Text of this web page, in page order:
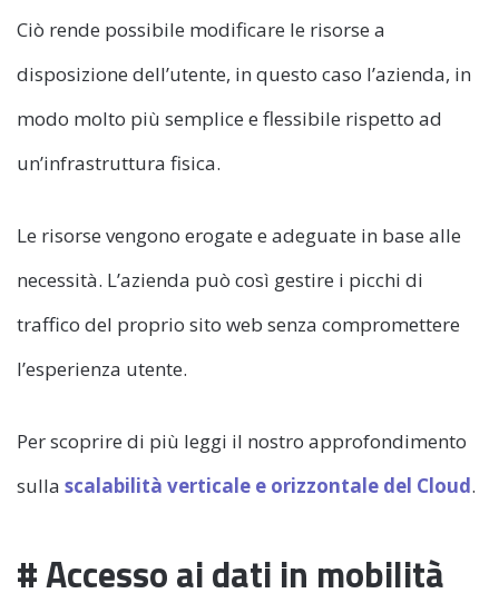
Ciò rende possibile modificare le risorse a
disposizione dell’utente, in questo caso l’azienda, in
modo molto più semplice e flessibile rispetto ad
un’infrastruttura fisica.
Le risorse vengono erogate e adeguate in base alle
necessità. L’azienda può così gestire i picchi di
traffico del proprio sito web senza compromettere
l’esperienza utente.
Per scoprire di più leggi il nostro approfondimento
sulla scalabilità verticale e orizzontale del Cloud.
# Accesso ai dati in mobilità